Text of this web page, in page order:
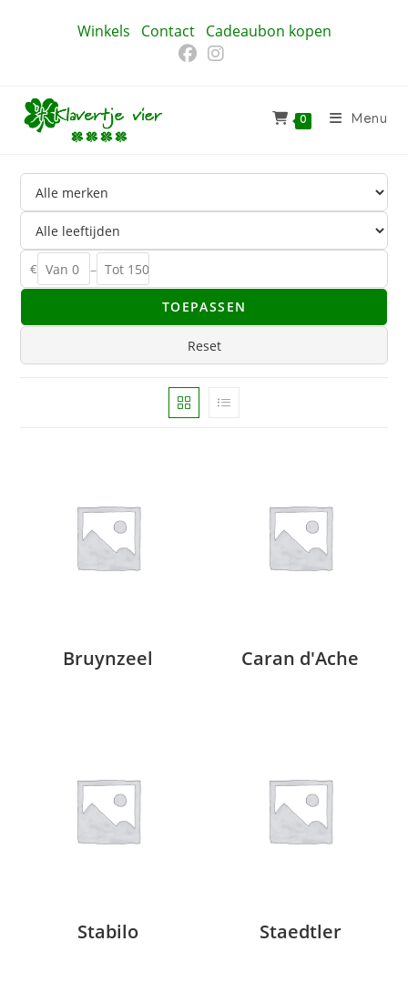
Winkels Contact Cadeaubon kopen
0 Menu
€ –
TOEPASSEN
Reset
Bruynzeel Caran d'Ache
Stabilo Staedtler